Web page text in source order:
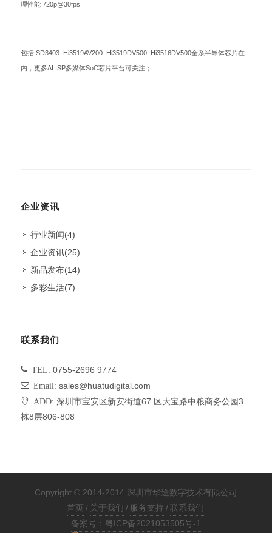
理性能 720p@30fps
包括 SD3403_Hi3519AV200_Hi3519DV500_Hi3516DV500全系半导体芯片在
内，更多AI ISP多媒体SoC芯片平台可关注；
企业资讯
行业新闻(4)
企业资讯(25)
新品发布(14)
多彩生活(7)
联系我们
TEL: 0755-2696 9774
Email: sales@huatudigital.com
ADD: 深圳市宝安区新安街道67 区大宝路中粮商务公园3
栋8层806-808
Copyright © 2014-2014 深圳市华途数字技术有限公司
首页 / 关于我们 / 服务支持 / 联系我们
备案号：粤ICP备2021053505号-1